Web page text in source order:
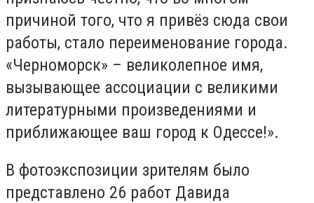
причиной того, что я привёз сюда свои
работы, стало переименование города.
«Черноморск» – великолепное имя,
вызывающее ассоциации с великими
литературными произведениями и
приближающее ваш город к Одессе!».
В фотоэкспозиции зрителям было
представлено 26 работ Давида